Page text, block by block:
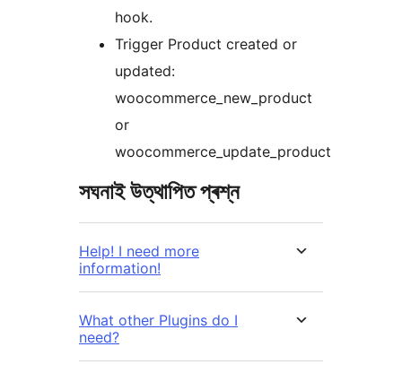
hook.
Trigger Product created or
updated:
woocommerce_new_product
or
woocommerce_update_product
সঘনাই উত্থাপিত প্ৰশ্ন
Help! I need more
information!
What other Plugins do I
need?